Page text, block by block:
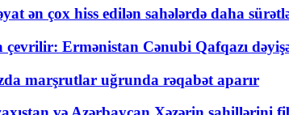
ən çox hiss edilən sahələrdə daha
çevrilir: Ermənistan Cənubi Qafqazı
marşrutlar uğrunda rəqabət aparır